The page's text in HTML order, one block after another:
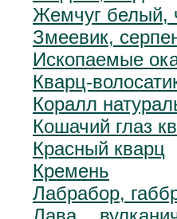
Жемчуг белый,
Змеевик,
Ископаемые
Кварц-
Коралл
Кошачий глаз
Красный кварц
Кремень
Лабрабор,